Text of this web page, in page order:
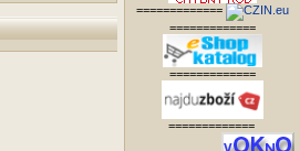
=============
=============
=============
=============